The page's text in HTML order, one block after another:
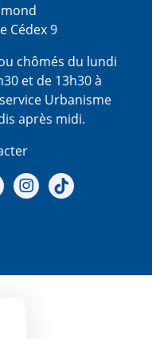
Cédex 9
chômés du lundi
et de 13h30 à
Urbanisme
après midi.
chaine Youtube
Notre Gallerie sur Flickr
Notre Instagram